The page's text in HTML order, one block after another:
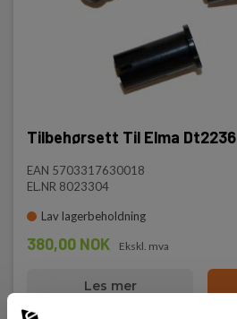
Tilbehørsett Til Elma Dt2236
EAN 5703317630018
EL.NR 8023304
Lav lagerbeholdning
380,00 NOK Ekskl. mva
Les mer